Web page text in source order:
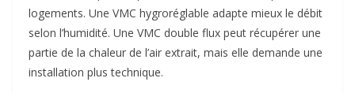
logements. Une VMC hygroréglable adapte mieux le débit
selon l’humidité. Une VMC double flux peut récupérer une
partie de la chaleur de l’air extrait, mais elle demande une
installation plus technique.